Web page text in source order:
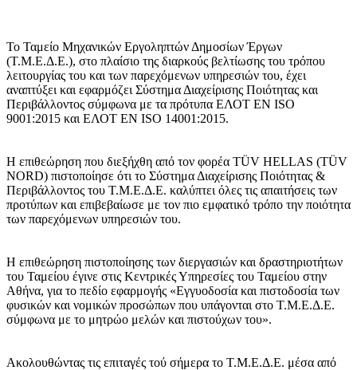
Το Ταμείο Μηχανικών Εργοληπτών Δημοσίων Έργων
(Τ.Μ.Ε.Δ.Ε.), στο πλαίσιο της διαρκούς βελτίωσης του τρόπου
λειτουργίας του και των παρεχόμενων υπηρεσιών του, έχει
αναπτύξει και εφαρμόζει Σύστημα Διαχείρισης Ποιότητας και
Περιβάλλοντος σύμφωνα με τα πρότυπα ΕΛΟΤ ΕΝ ISO
9001:2015 και ΕΛΟΤ ΕΝ ISO 14001:2015.
Η επιθεώρηση που διεξήχθη από τον φορέα TÜV HELLAS (TÜV
NORD) πιστοποίησε ότι το Σύστημα Διαχείρισης Ποιότητας &
Περιβάλλοντος του Τ.Μ.Ε.Δ.Ε. καλύπτει όλες τις απαιτήσεις των
προτύπων και επιβεβαίωσε με τον πιο εμφατικό τρόπο την ποιότητα
των παρεχόμενων υπηρεσιών του.
Η επιθεώρηση πιστοποίησης των διεργασιών και δραστηριοτήτων
του Ταμείου έγινε στις Κεντρικές Υπηρεσίες του Ταμείου στην
Αθήνα, για το πεδίο εφαρμογής «Εγγυοδοσία και πιστοδοσία των
φυσικών και νομικών προσώπων που υπάγονται στο Τ.Μ.Ε.Δ.Ε.
σύμφωνα με το μητρώο μελών και πιστούχων του».
Ακολουθώντας τις επιταγές τού σήμερα το Τ.Μ.Ε.Δ.Ε. μέσα από